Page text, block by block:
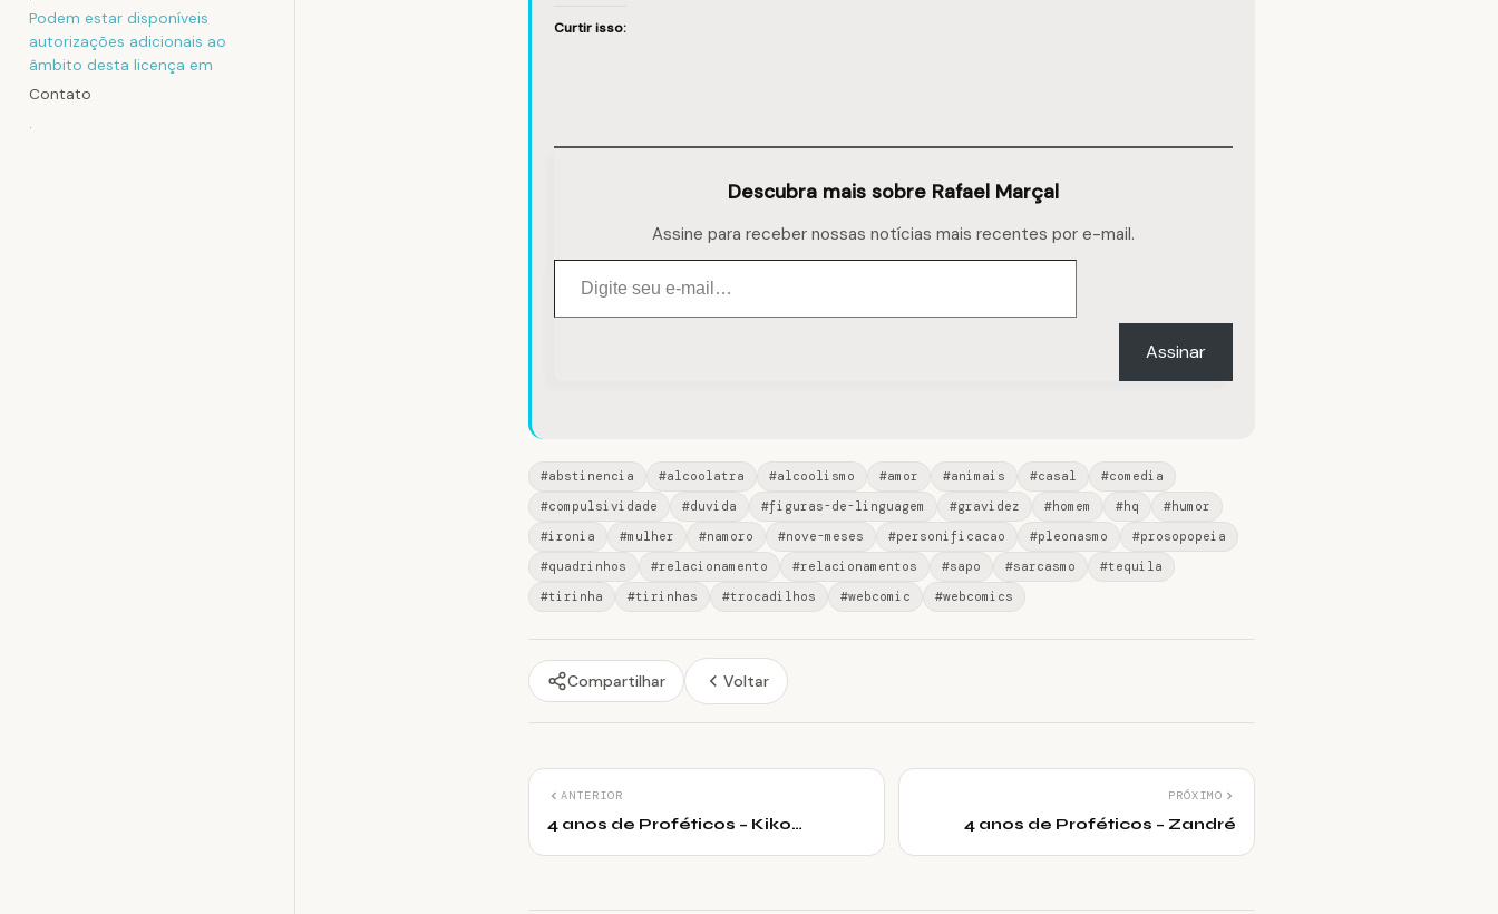
Podem estar disponíveis
autorizações adicionais ao
âmbito desta licença em
Contato
.
Curtir isso:
Descubra mais sobre Rafael Marçal
Assine para receber nossas notícias mais recentes por e-mail.
Digite seu e-mail…
Assinar
#abstinencia #alcoolatra #alcoolismo #amor #animais #casal
#comedia
#compulsividade
#duvida #figuras-de-linguagem #gravidez #homem #hq
#humor
#ironia
#mulher #namoro #nove-meses #personificacao #pleonasmo
#prosopopeia
#quadrinhos
#relacionamento #relacionamentos #sapo #sarcasmo
#tequila
#tirinha
#tirinhas #trocadilhos #webcomic #webcomics
Compartilhar Voltar
ANTERIOR
4 anos de Proféticos – Kiko
PRÓXIMO
4 anos de Proféticos – Zandré